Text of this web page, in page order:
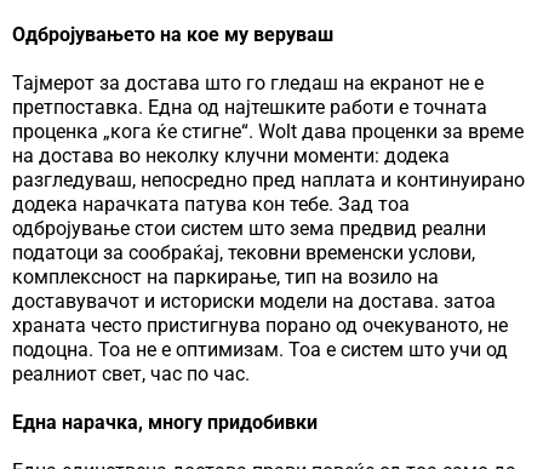
Одбројувањето на кое му веруваш
Тајмерот за достава што го гледаш на екранот не е
претпоставка. Една од најтешките работи е точната
проценка „кога ќе стигне“. Wolt дава проценки за време
на достава во неколку клучни моменти: додека
разгледуваш, непосредно пред наплата и континуирано
додека нарачката патува кон тебе. Зад тоа
одбројување стои систем што зема предвид реални
податоци за сообраќај, тековни временски услови,
комплексност на паркирање, тип на возило на
доставувачот и историски модели на достава. затоа
храната често пристигнува порано од очекуваното, не
подоцна. Тоа не е оптимизам. Тоа е систем што учи од
реалниот свет, час по час.
Една нарачка, многу придобивки